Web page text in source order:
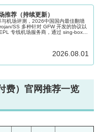
推荐（持续更新）
机场评测，2026中国国内最佳翻墙
SS 多种针对 GFW 开发的协议以
专线机场服务商，通过 sing-box、
2026.08.01
费）官网推荐一览